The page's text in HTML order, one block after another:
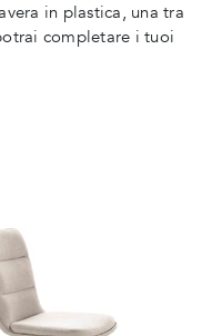
in plastica, una tra
completare i tuoi